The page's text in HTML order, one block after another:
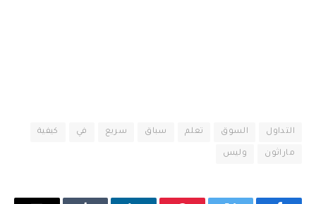
التداول السوق تعلم سباق سريع في كيفية
ماراثون وليس